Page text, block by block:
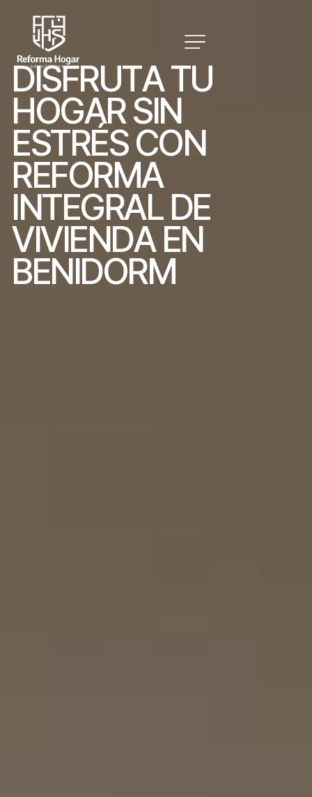
DISFRUTATU
HOGARSIN
ESTRÉS CON
REFORMA
INTEGRAL DE
VIVIENDA EN
BENIDORM